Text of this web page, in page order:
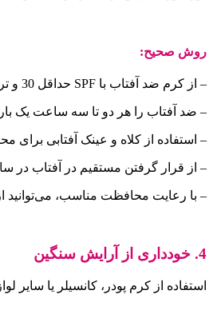
روش صحیح:
– از کرم ضد آفتاب با SPF حداقل 30 و ترجیحاً SPF 50 استفاده کنید.
– ضد آفتاب را هر دو تا سه ساعت یک بار
– استفاده از کلاه و عینک آفتابی
– از قرار گرفتن مستقیم در آفتاب در ساعات اوج تابش (۱۰ صبح تا
– با رعایت محافظت مناسب، می‌توانید از
4. خودداری از آرایش سنگین
استفاده از کرم پودر، کانسیلر یا